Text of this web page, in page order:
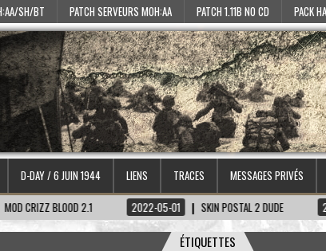
SH/BT PATCH SERVEURS MOH:AA PATCH 1.11B NO CD PACK
D-DAY / 6 JUIN 1944 LIENS TRACES MESSAGES PRIVÉS
2.1 2022-05-01 SKIN POSTAL 2 DUDE 2022-03-24
ÉTIQUETTES